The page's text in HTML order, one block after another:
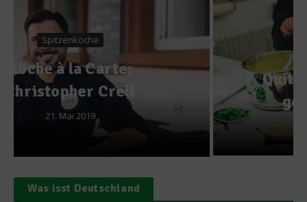
Rezept:
Quittenschaumsuppe mit
gebratenen Scampi
19. Dezember 2013
Was isst Deutschland